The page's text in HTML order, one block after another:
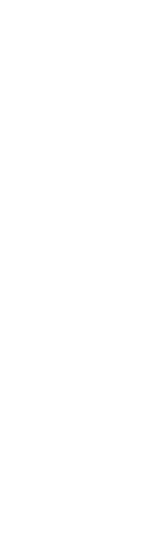
園」で、ペットもカートで一緒